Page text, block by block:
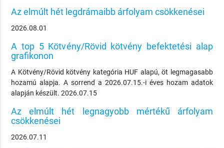
Az elmúlt hét legdrámaibb árfolyam csökkenései
2026.08.01
A top 5 Kötvény/Rövid kötvény befektetési alap
grafikonon
A Kötvény/Rövid kötvény kategória HUF alapú, öt legmagasabb
hozamú alapja. A sorrend a 2026.07.15.-i éves hozam adatok
alapján készült. 2026.07.15
Az elmúlt hét legnagyobb mértékű árfolyam
csökkenései
2026.07.11